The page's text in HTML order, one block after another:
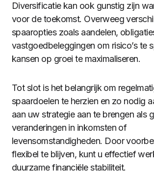
Diversificatie kan ook gunstig zijn
voor de toekomst. Overweeg
spaaropties zoals aandelen,
vastgoedbeleggingen om risico’s te
kansen op groei te maximaliseren.
Tot slot is het belangrijk om
spaardoelen te herzien en zo nodig
aan uw strategie aan te brengen als
veranderingen in inkomsten of
levensomstandigheden. Door
flexibel te blijven, kunt u effectief
duurzame financiële stabiliteit.